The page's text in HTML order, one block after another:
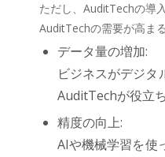
ただし、AuditTechの導
AuditTechの需要が高ま
データ量の増加:
ビジネスがデジ
AuditTechが役立
精度の向上:
AIや機械学習を使